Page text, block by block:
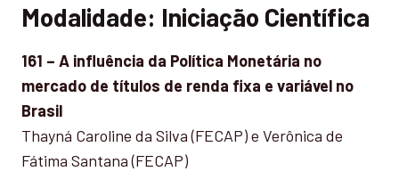
Modalidade: Iniciação Científica
161 – A influência da Política Monetária no
mercado de títulos de renda fixa e variável no
Brasil
Thayná Caroline da Silva (FECAP) e Verônica de
Fátima Santana (FECAP)